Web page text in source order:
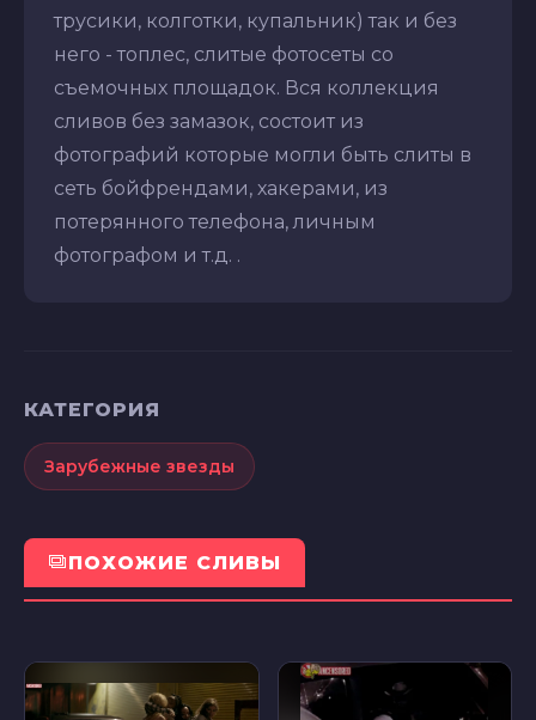
трусики, колготки, купальник) так и без
него - топлес, слитые фотосеты со
съемочных площадок. Вся коллекция
сливов без замазок, состоит из
фотографий которые могли быть слиты в
сеть бойфрендами, хакерами, из
потерянного телефона, личным
фотографом и т.д. .
КАТЕГОРИЯ
Зарубежные звезды
ПОХОЖИЕ СЛИВЫ